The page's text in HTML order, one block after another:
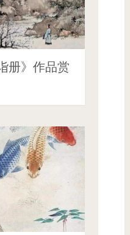
册》作品赏